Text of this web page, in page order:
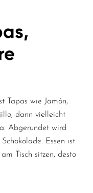
Tapas wie Jamón,
dann vielleicht
Abgerundet wird
Essen ist
Tisch sitzen, desto